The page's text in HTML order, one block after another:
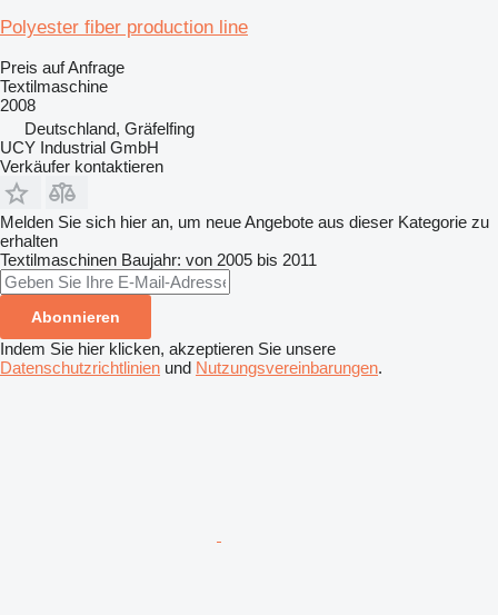
Polyester fiber production line
Preis auf Anfrage
Textilmaschine
2008
Deutschland, Gräfelfing
UCY Industrial GmbH
Verkäufer kontaktieren
Melden Sie sich hier an, um neue Angebote aus dieser Kategorie zu
erhalten
Textilmaschinen Baujahr: von 2005 bis 2011
Abonnieren
Indem Sie hier klicken, akzeptieren Sie unsere
Datenschutzrichtlinien und Nutzungsvereinbarungen.